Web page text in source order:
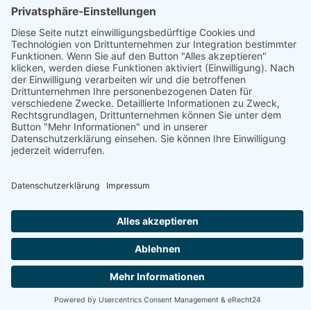
Betrieb Öffnungszeiten
Nudelfabrik & Markt Cafe
Fisch, Fleisch, Gastronomie, Geschenke, Getränke,
Getreideprodukte, Gourmet-Zutaten, Handwerk, Honig,
Aufstriche & Co, Milchprodukte, Obst & Gemüse, Süßes &
Snacks, Weitere Hofprodukte
Produktübersicht
Aceto Balsamico, Algensalz, Aroma-Öl, Backerbsen,